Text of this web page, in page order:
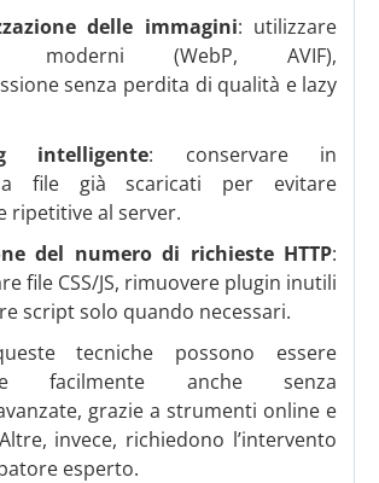
delle immagini: utilizzare
moderni (WebP, AVIF),
senza perdita di qualità e lazy
intelligente: conservare in
file già scaricati per evitare
ripetitive al server.
del numero di richieste HTTP:
file CSS/JS, rimuovere plugin inutili
script solo quando necessari.
tecniche possono essere
facilmente anche senza
grazie a strumenti online e
invece, richiedono l’intervento
esperto.